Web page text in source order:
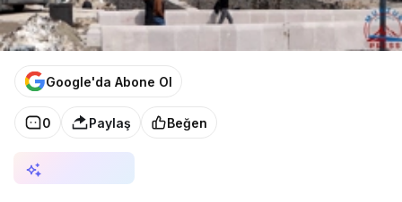
Google'da Abone Ol
0 Paylaş Beğen